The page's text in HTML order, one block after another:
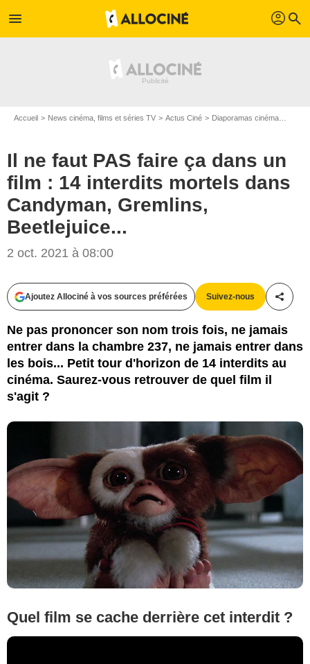
menu profil search
Accueil News cinéma, films et séries TV Actus Ciné Diaporamas cinéma
Il ne faut PAS faire ça dans un
film : 14 interdits mortels dans
Candyman, Gremlins,
Beetlejuice...
2 oct. 2021 à 08:00
Ajoutez Allociné à vos sources préférées Suivez-nous
Ne pas prononcer son nom trois fois, ne jamais
entrer dans la chambre 237, ne jamais entrer dans
les bois... Petit tour d'horizon de 14 interdits au
cinéma. Saurez-vous retrouver de quel film il
s'agit ?
Quel film se cache derrière cet interdit ?